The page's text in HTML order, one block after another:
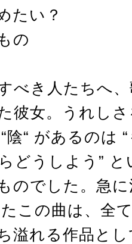
たい？
の
べき人たちへ
彼女。うれし
陰“ があるのは
どうしよう”
のでした。急
この曲は、全
溢れる作品と